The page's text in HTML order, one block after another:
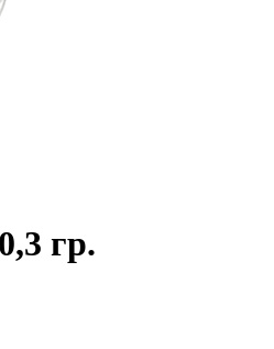
гр.